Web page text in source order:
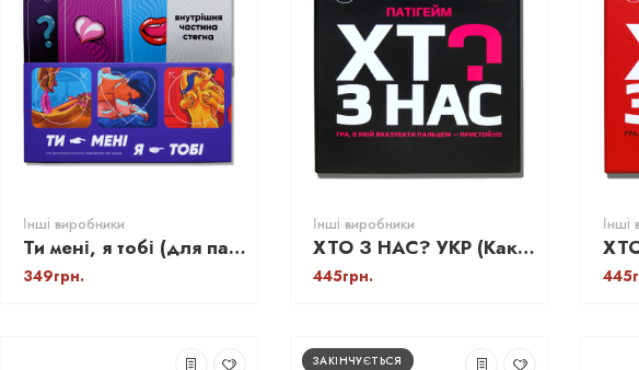
Інші виробники
Ти мені, я тобі (для пари)
349грн.
Інші виробники
ХТО З НАС? УКР (Как потерять друзей)
445грн.
Інші
ЗАКІНЧУЄТЬСЯ